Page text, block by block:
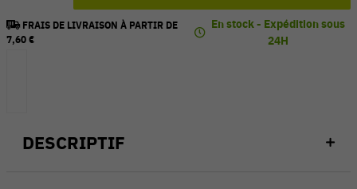
DESCRIPTIF
FRAIS DE LIVRAISON À PARTIR DE
7,60 €
En stock - Expédition sous
24H